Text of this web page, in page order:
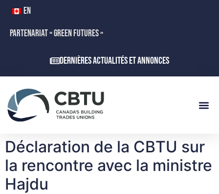
EN
PARTENARIAT « GREEN FUTURES »
Dernières actualités et annonces
Déclaration de la CBTU sur
la rencontre avec la ministre
Hajdu